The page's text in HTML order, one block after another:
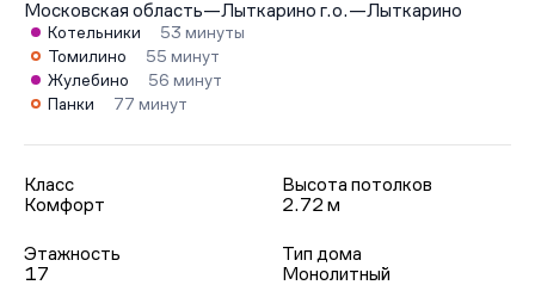
Московская область—Лыткарино г.о.—Лыткарино
Котельники
53 минуты
Томилино
55 минут
Жулебино
56 минут
Панки
77 минут
Класс
Комфорт
Высота потолков
2.72 м
Этажность
17
Тип дома
Монолитный